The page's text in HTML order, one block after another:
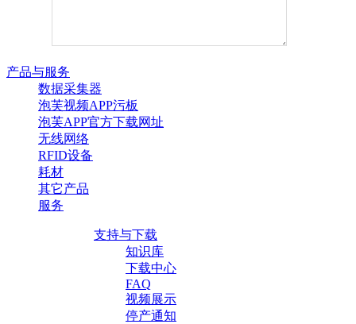
产品与服务
数据采集器
泡芙视频APP污板
泡芙APP官方下载网址
无线网络
RFID设备
耗材
其它产品
服务
支持与下载
知识库
下载中心
FAQ
视频展示
停产通知